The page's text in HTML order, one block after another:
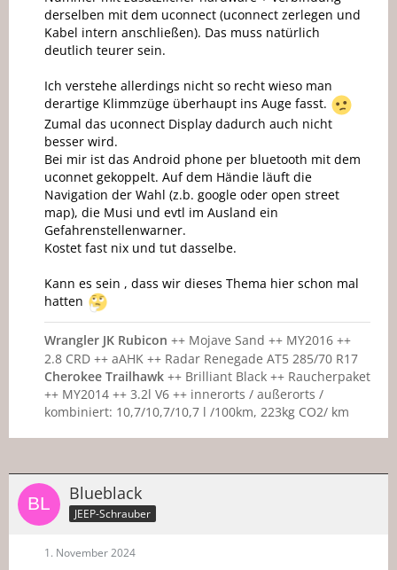
derselben mit dem uconnect (uconnect zerlegen und
Kabel intern anschließen). Das muss natürlich
deutlich teurer sein.
Ich verstehe allerdings nicht so recht wieso man
derartige Klimmzüge überhaupt ins Auge fasst.
Zumal das uconnect Display dadurch auch nicht
besser wird.
Bei mir ist das Android phone per bluetooth mit dem
uconnet gekoppelt. Auf dem Händie läuft die
Navigation der Wahl (z.b. google oder open street
map), die Musi und evtl im Ausland ein
Gefahrenstellenwarner.
Kostet fast nix und tut dasselbe.
Kann es sein , dass wir dieses Thema hier schon mal
hatten
Wrangler JK Rubicon ++ Mojave Sand ++ MY2016 ++
2.8 CRD ++ aAHK ++ Radar Renegade AT5 285/70 R17
Cherokee Trailhawk ++ Brilliant Black ++ Raucherpaket
++ MY2014 ++ 3.2l V6 ++ innerorts / außerorts /
kombiniert: 10,7/10,7/10,7 l /100km, 223kg CO2/ km
Blueblack
JEEP-Schrauber
1. November 2024